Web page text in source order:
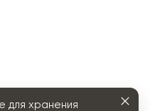
для хранения